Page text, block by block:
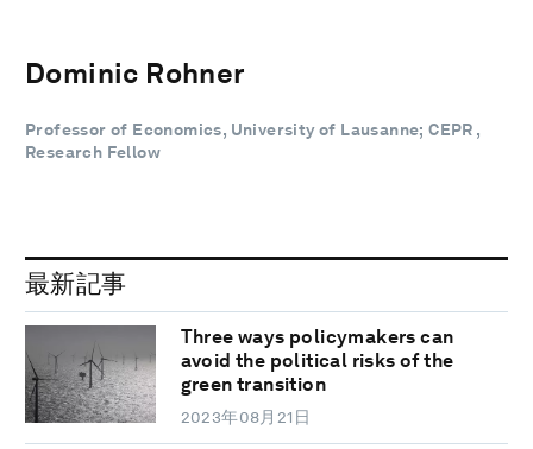
Dominic Rohner
Professor of Economics, University of Lausanne; CEPR ,
Research Fellow
最新記事
Three ways policymakers can
avoid the political risks of the
green transition
2023年08月21日